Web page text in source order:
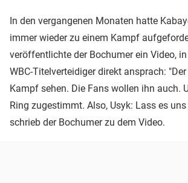
In den vergangenen Monaten hatte
immer wieder zu einem Kampf
veröffentlichte der Bochumer ein Video,
WBC-Titelverteidiger direkt ansprach:
Kampf sehen. Die Fans wollen ihn auch.
Ring zugestimmt. Also, Usyk: Lass es uns
schrieb der Bochumer zu dem Video.